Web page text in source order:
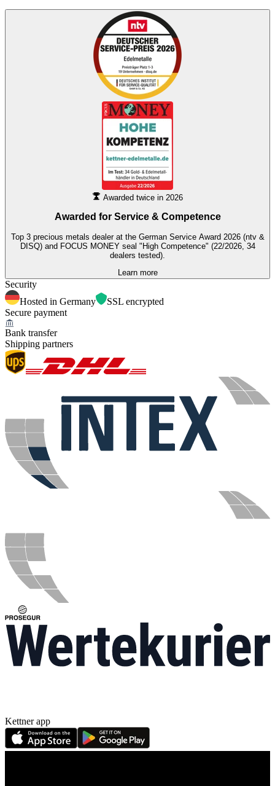
Awarded twice in 2026
Awarded for Service & Competence
Top 3 precious metals dealer at the German Service Award 2026 (ntv &
DISQ) and FOCUS MONEY seal "High Competence" (22/2026, 34
dealers tested).
Learn more
Security
Hosted in Germany
SSL encrypted
Secure payment
Bank transfer
Shipping partners
Kettner app